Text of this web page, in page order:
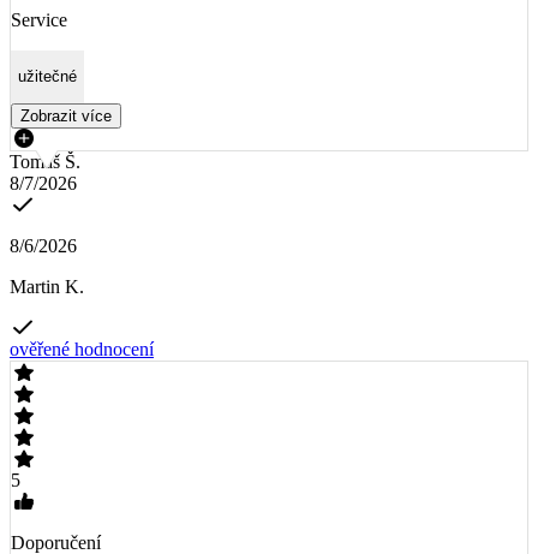
Service
užitečné
Zobrazit více
Tomáš Š.
8/7/2026
8/6/2026
Martin K.
ověřené hodnocení
5
Doporučení